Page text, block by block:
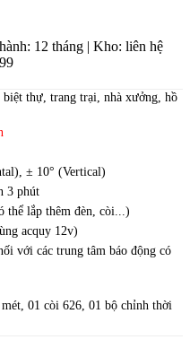
12 tháng | Kho: liên hệ
99
thự, trang trại, nhà xưởng, hồ
± 10° (Vertical)
3 phút
thể lắp thêm đèn, còi...)
acquy 12v)
với các trung tâm báo động có
01 còi 626, 01 bộ chỉnh thời